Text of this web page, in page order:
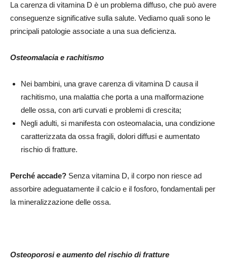
La carenza di vitamina D è un problema diffuso, che può avere
conseguenze significative sulla salute. Vediamo quali sono le
principali patologie associate a una sua deficienza.
Osteomalacia e rachitismo
Nei bambini, una grave carenza di vitamina D causa il
rachitismo, una malattia che porta a una malformazione
delle ossa, con arti curvati e problemi di crescita;
Negli adulti, si manifesta con osteomalacia, una condizione
caratterizzata da ossa fragili, dolori diffusi e aumentato
rischio di fratture.
Perché accade? Senza vitamina D, il corpo non riesce ad
assorbire adeguatamente il calcio e il fosforo, fondamentali per
la mineralizzazione delle ossa.
Osteoporosi e aumento del rischio di fratture